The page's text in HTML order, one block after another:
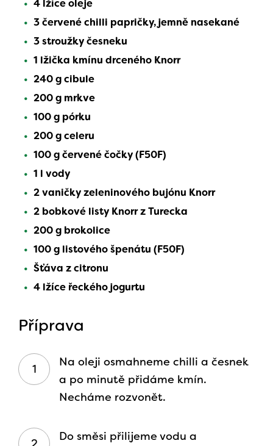
4 lžíce oleje
3 červené chilli papričky, jemně nasekané
3 stroužky česneku
1 lžička kmínu drceného Knorr
240 g cibule
200 g mrkve
100 g pórku
200 g celeru
100 g červené čočky (F50F)
1 l vody
2 vaničky zeleninového bujónu Knorr
2 bobkové listy Knorr z Turecka
200 g brokolice
100 g listového špenátu (F50F)
Šťáva z citronu
4 lžíce řeckého jogurtu
Příprava
Na oleji osmahneme chilli a česnek
a po minutě přidáme kmín.
Necháme rozvonět.
Do směsi přilijeme vodu a